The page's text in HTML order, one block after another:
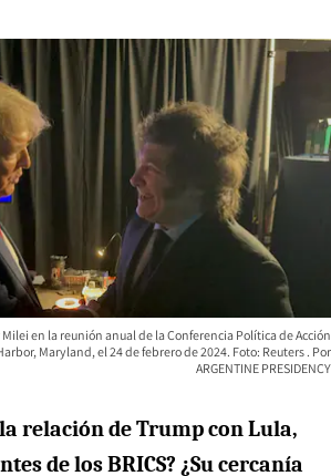
en la reunión anual de la Conferencia Política de Acción
Maryland, el 24 de febrero de 2024. Foto: Reuters
ARGENTINE PRESIDENCY
relación de Trump con Lula,
de los BRICS? ¿Su cercanía